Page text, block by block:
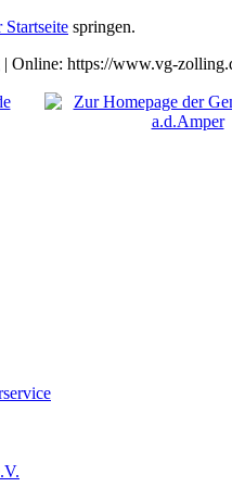
Startseite springen.
| Online: https://www.vg-